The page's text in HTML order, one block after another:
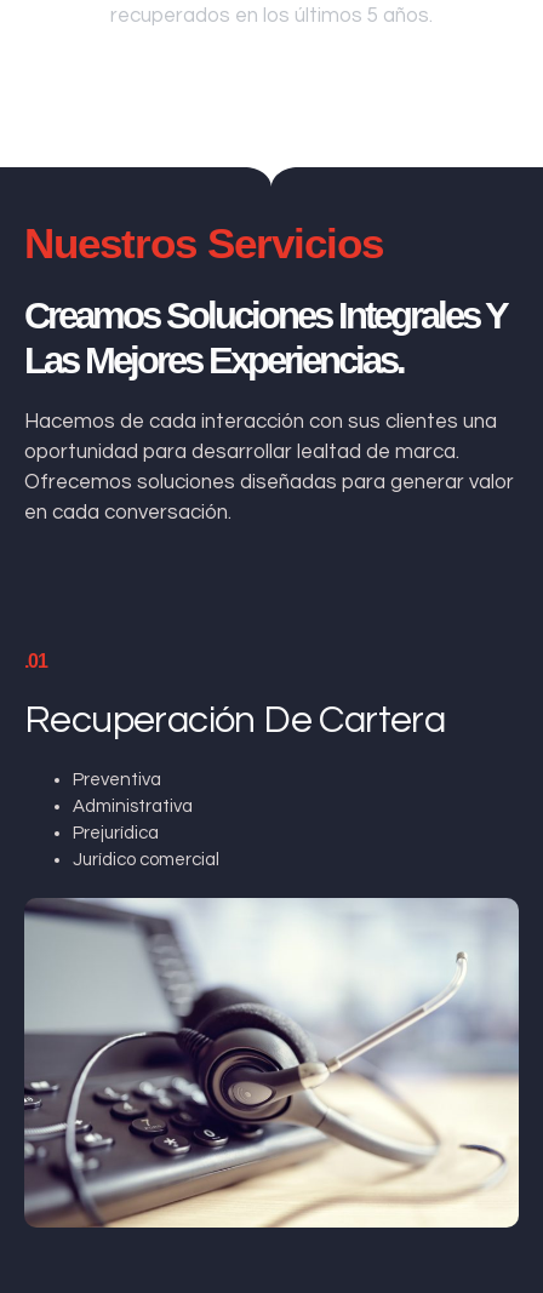
recuperados en los últimos 5 años.
Nuestros Servicios
Creamos Soluciones Integrales Y
Las Mejores Experiencias.
Hacemos de cada interacción con sus clientes una
oportunidad para desarrollar lealtad de marca.
Ofrecemos soluciones diseñadas para generar valor
en cada conversación.
.01
Recuperación De Cartera
Preventiva
Administrativa
Prejurídica
Jurídico comercial